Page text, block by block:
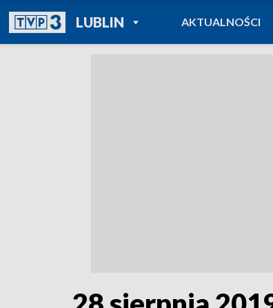
LUBLINPOWRÓT DO
TVP REGIONY
AKTUALNOŚCI